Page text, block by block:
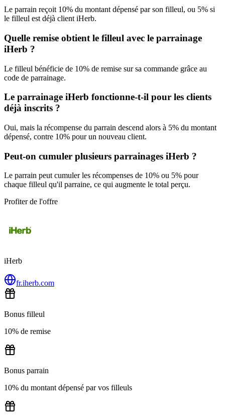
Le parrain reçoit 10% du montant dépensé par son filleul, ou 5% si
le filleul est déjà client iHerb.
Quelle remise obtient le filleul avec le parrainage
iHerb ?
Le filleul bénéficie de 10% de remise sur sa commande grâce au
code de parrainage.
Le parrainage iHerb fonctionne-t-il pour les clients
déjà inscrits ?
Oui, mais la récompense du parrain descend alors à 5% du montant
dépensé, contre 10% pour un nouveau client.
Peut-on cumuler plusieurs parrainages iHerb ?
Le parrain peut cumuler les récompenses de 10% ou 5% pour
chaque filleul qu'il parraine, ce qui augmente le total perçu.
Profiter de l'offre
iHerb
fr.iherb.com
Bonus filleul
10% de remise
Bonus parrain
10% du montant dépensé par vos filleuls